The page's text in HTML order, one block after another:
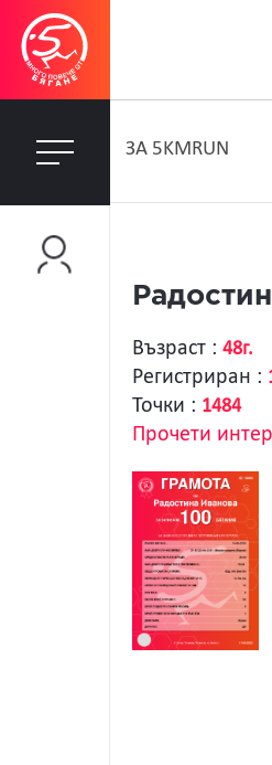
ЗA 5KMRUN
Възраст : 48г.
Регистриран :
Точки : 1484
Прочети